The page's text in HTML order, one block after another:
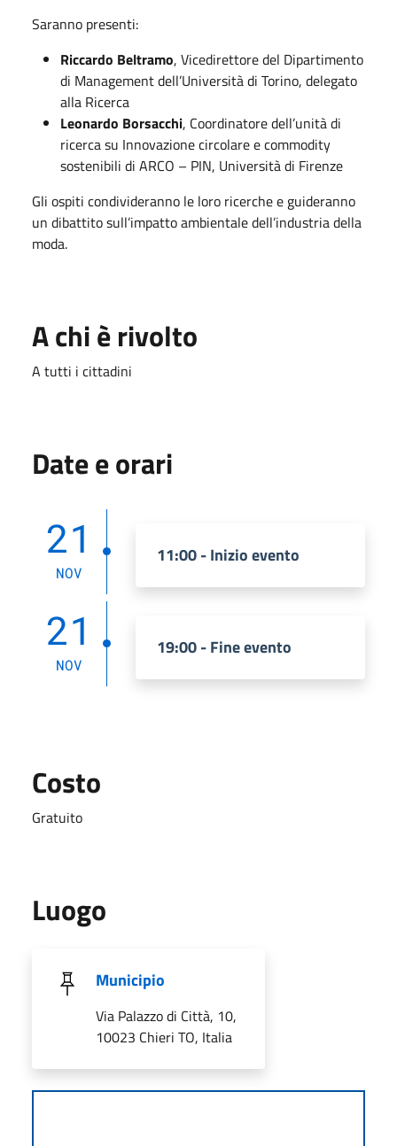
Saranno presenti:
Riccardo Beltramo, Vicedirettore del Dipartimento
di Management dell’Università di Torino, delegato
alla Ricerca
Leonardo Borsacchi, Coordinatore dell’unità di
ricerca su Innovazione circolare e commodity
sostenibili di ARCO – PIN, Università di Firenze
Gli ospiti condivideranno le loro ricerche e guideranno
un dibattito sull’impatto ambientale dell’industria della
moda.
A chi è rivolto
A tutti i cittadini
Date e orari
21
NOV
11:00 - Inizio evento
21
NOV
19:00 - Fine evento
Costo
Gratuito
Luogo
Municipio
Via Palazzo di Città, 10,
10023 Chieri TO, Italia